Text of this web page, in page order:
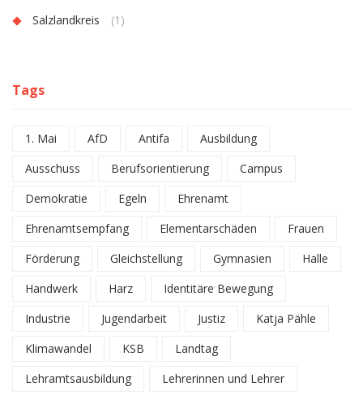
Salzlandkreis
(1)
Tags
1. Mai AfD Antifa
Ausbildung
Ausschuss
Berufsorientierung
Campus
Demokratie
Egeln
Ehrenamt
Ehrenamtsempfang
Elementarschäden
Frauen
Förderung
Gleichstellung Gymnasien
Halle
Handwerk
Harz
Identitäre Bewegung
Industrie
Jugendarbeit Justiz
Katja Pähle
Klimawandel
KSB
Landtag
Lehramtsausbildung
Lehrerinnen und Lehrer